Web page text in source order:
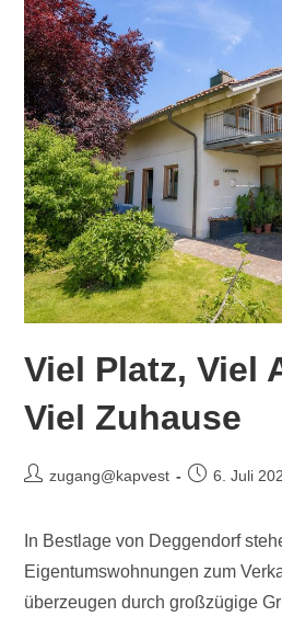
Viel Platz, Viel
Viel Zuhause
zugang@kapvest 6. Juli
In Bestlage von Deggendorf
Eigentumswohnungen zum
überzeugen durch großzügige